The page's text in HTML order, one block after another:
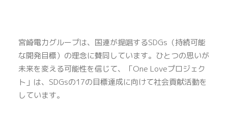
宮崎電力グループは、国連が提唱するSDGs（持続可能
な開発目標）の理念に賛同しています。ひとつの思いが
未来を変える可能性を信じて、「One Loveプロジェク
ト」は、SDGsの17の目標達成に向けて社会貢献活動を
しています。